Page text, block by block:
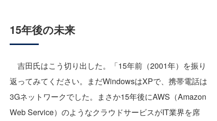
15年後の未来
吉田氏はこう切り出した。「15年前（2001年）を振り
返ってみてください。まだWindowsはXPで、携帯電話は
3Gネットワークでした。まさか15年後にAWS（Amazon
Web Service）のようなクラウドサービスがIT業界を席